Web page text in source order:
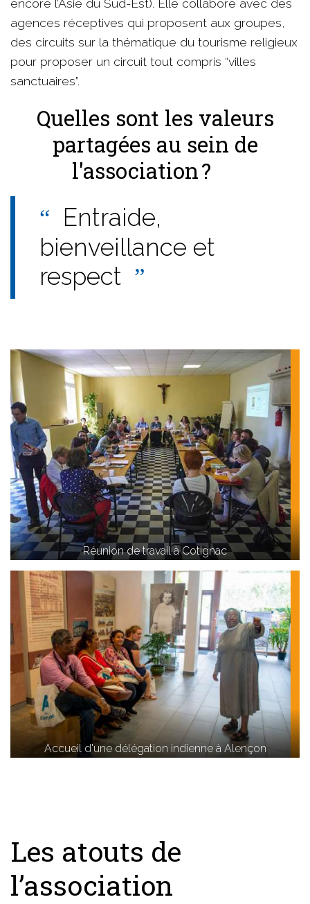
encore l’Asie du Sud-Est). Elle collabore avec des
agences réceptives qui proposent aux groupes,
des circuits sur la thématique du tourisme religieux
pour proposer un circuit tout compris “villes
sanctuaires”.
Quelles sont les valeurs
partagées au sein de
l'association ?
Entraide,
bienveillance et
respect
Réunion de travail à Cotignac
Accueil d'une délégation indienne à Alençon
Les atouts de
l’association